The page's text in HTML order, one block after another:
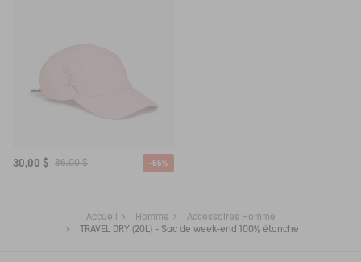
30,00 $ 86,00 $ -65%
Accueil Homme
Accessoires Homme
TRAVEL DRY (20L) - Sac de week-end 100% étanche